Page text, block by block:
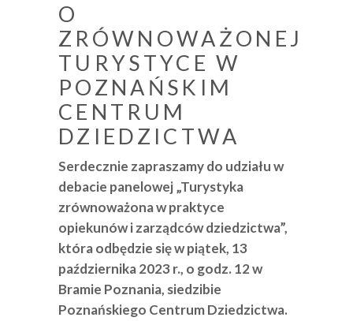
O
ZRÓWNOWAŻONEJ
TURYSTYCE W
POZNAŃSKIM
CENTRUM
DZIEDZICTWA
Serdecznie zapraszamy do udziału w
debacie panelowej „Turystyka
zrównoważona w praktyce
opiekunów i zarządców dziedzictwa”,
która odbędzie się w piątek, 13
października 2023 r., o godz. 12 w
Bramie Poznania, siedzibie
Poznańskiego Centrum Dziedzictwa.